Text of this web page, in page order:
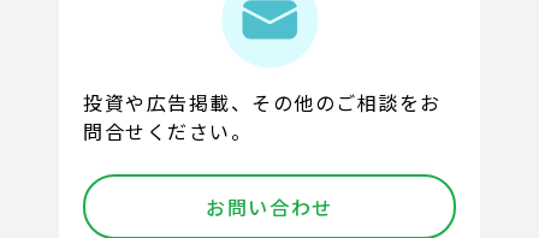
投資や広告掲載、その他のご相談をお
問合せください。
お問い合わせ